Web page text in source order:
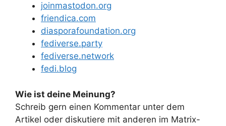
joinmastodon.org
friendica.com
diasporafoundation.org
fediverse.party
fediverse.network
fedi.blog
Wie ist deine Meinung?
Schreib gern einen Kommentar unter dem
Artikel oder diskutiere mit anderen im Matrix-